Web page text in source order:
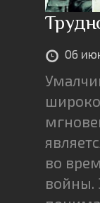
06
во
войны.